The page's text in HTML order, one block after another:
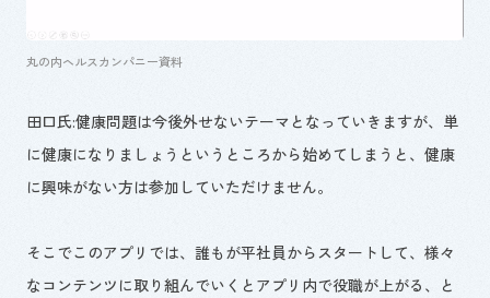
丸の内ヘルスカンパニー資料
田口氏:健康問題は今後外せないテーマとなっていきますが、単
に健康になりましょうというところから始めてしまうと、健康
に興味がない方は参加していただけません。
そこでこのアプリでは、誰もが平社員からスタートして、様々
なコンテンツに取り組んでいくとアプリ内で役職が上がる、と